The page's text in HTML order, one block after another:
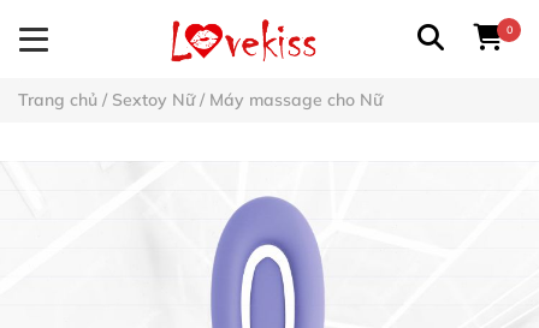
0
Trang chủ / Sextoy Nữ/ Máy massage cho Nữ